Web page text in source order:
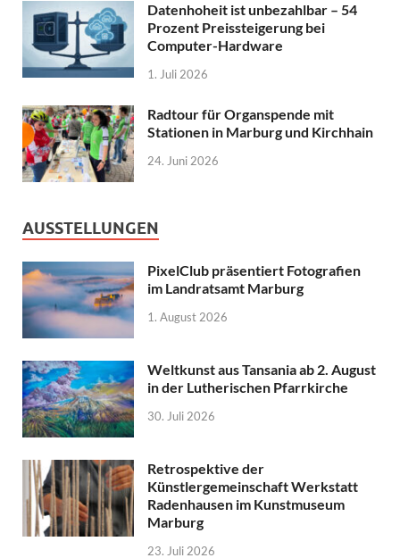
Datenhoheit ist unbezahlbar – 54
Prozent Preissteigerung bei
Computer-Hardware
1. Juli 2026
Radtour für Organspende mit
Stationen in Marburg und Kirchhain
24. Juni 2026
AUSSTELLUNGEN
PixelClub präsentiert Fotografien
im Landratsamt Marburg
1. August 2026
Weltkunst aus Tansania ab 2. August
in der Lutherischen Pfarrkirche
30. Juli 2026
Retrospektive der
Künstlergemeinschaft Werkstatt
Radenhausen im Kunstmuseum
Marburg
23. Juli 2026